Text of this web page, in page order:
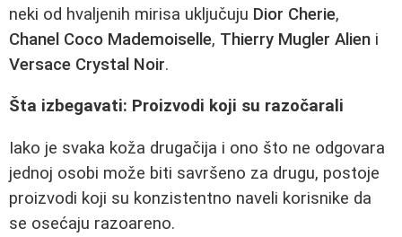
neki od hvaljenih mirisa uključuju Dior Cherie,
Chanel Coco Mademoiselle, Thierry Mugler Alien i
Versace Crystal Noir.
Šta izbegavati: Proizvodi koji su razočarali
Iako je svaka koža drugačija i ono što ne odgovara
jednoj osobi može biti savršeno za drugu, postoje
proizvodi koji su konzistentno naveli korisnike da
se osećaju razoareno.